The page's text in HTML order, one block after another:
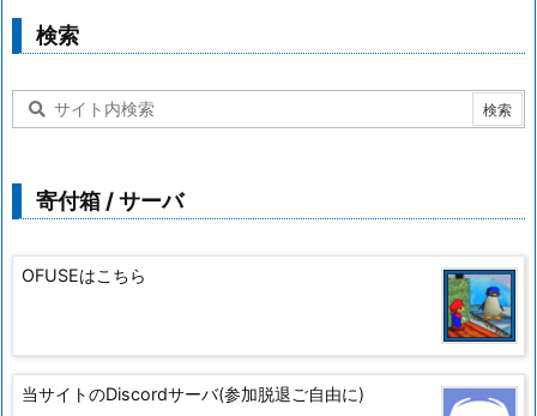
検索
寄付箱 / サーバ
OFUSEはこちら
当サイトのDiscordサーバ(参加脱退ご自由に)